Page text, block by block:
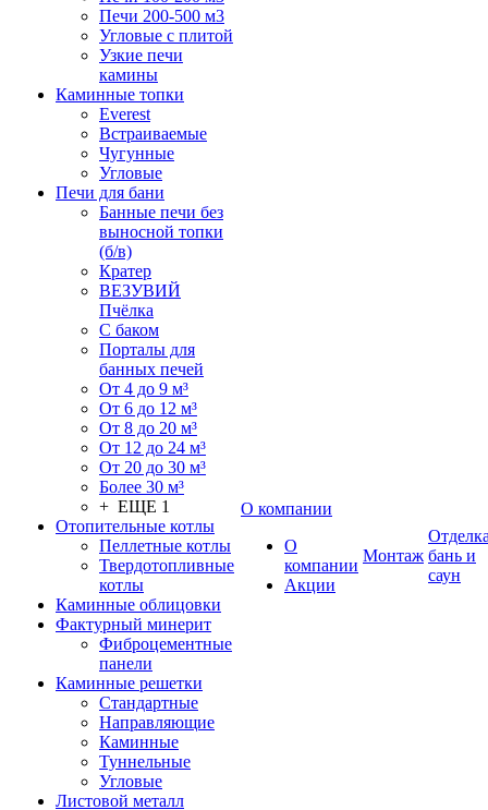
Печи 200-500 м3
Угловые с плитой
Узкие печи
камины
Каминные топки
Everest
Встраиваемые
Чугунные
Угловые
Печи для бани
Банные печи без
выносной топки
(б/в)
Кратер
ВЕЗУВИЙ
Пчёлка
С баком
Порталы для
банных печей
От 4 до 9 м³
От 6 до 12 м³
От 8 до 20 м³
От 12 до 24 м³
От 20 до 30 м³
Более 30 м³
+ ЕЩЕ 1
Отопительные котлы
Пеллетные котлы
Твердотопливные
котлы
Каминные облицовки
Фактурный минерит
Фиброцементные
панели
Каминные решетки
Стандартные
Направляющие
Каминные
Туннельные
Угловые
Листовой металл
О компании
О
компании
Акции
Монтаж бань и
саун